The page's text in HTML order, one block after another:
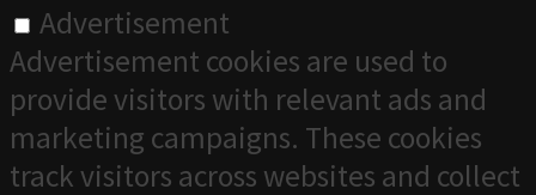
Advertisement
Advertisement cookies are used to
provide visitors with relevant ads and
marketing campaigns. These cookies
track visitors across websites and collect